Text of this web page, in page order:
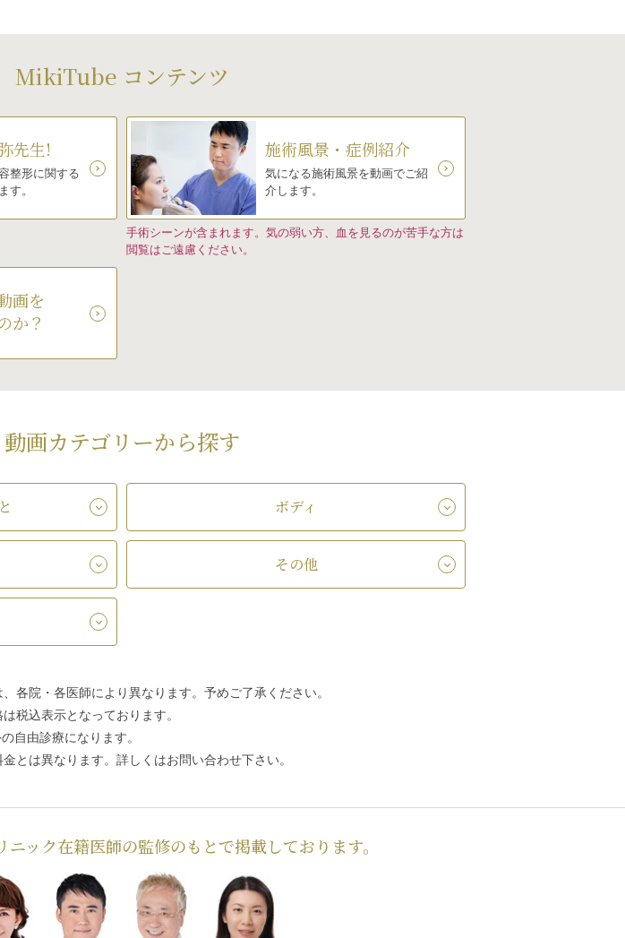
MikiTube コンテンツ
先生!
整形に関する
す。
施術風景・症例紹介
気になる施術風景を動画でご紹
介します。
手術シーンが含まれます。気の弱い方、血を見るのが苦手な方は
閲覧はご遠慮ください。
画を
か？
動画カテゴリーから探す
ボディ
その他
各院・各医師により異なります。予めご了承ください。
税込表示となっております。
自由診療になります。
とは異なります。詳しくはお問い合わせ下さい。
ニック在籍医師の監修のもとで掲載しております。